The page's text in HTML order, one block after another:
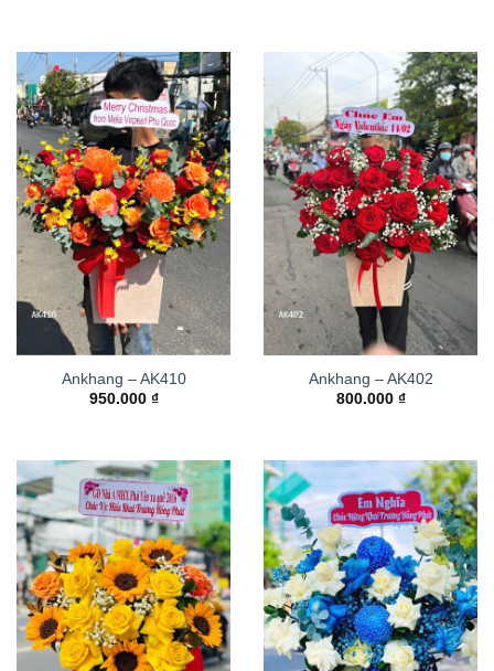
Ankhang – AK410
950.000 ₫
Ankhang – AK402
800.000 ₫